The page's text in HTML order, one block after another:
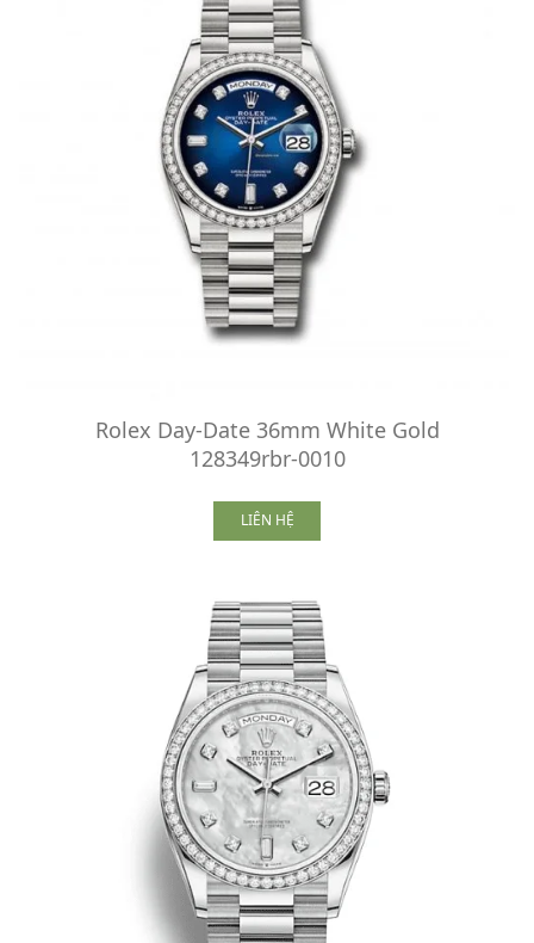
Rolex Day-Date 36mm White Gold
128349rbr-0010
LIÊN HỆ